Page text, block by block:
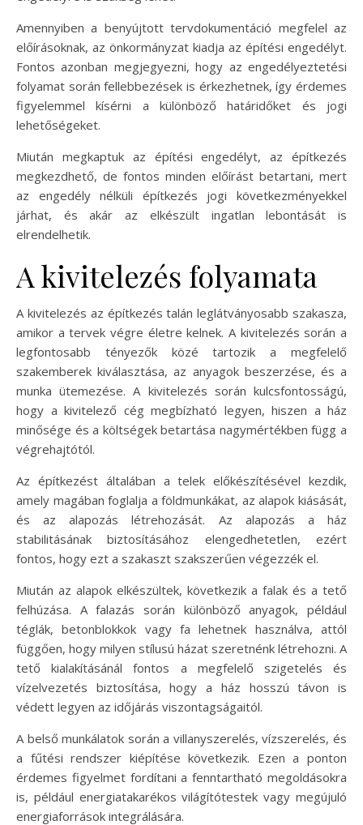
Amennyiben a benyújtott tervdokumentáció megfelel az
előírásoknak, az önkormányzat kiadja az építési engedélyt.
Fontos azonban megjegyezni, hogy az engedélyeztetési
folyamat során fellebbezések is érkezhetnek, így érdemes
figyelemmel kísérni a különböző határidőket és jogi
lehetőségeket.
Miután megkaptuk az építési engedélyt, az építkezés
megkezdhető, de fontos minden előírást betartani, mert
az engedély nélküli építkezés jogi következményekkel
járhat, és akár az elkészült ingatlan lebontását is
elrendelhetik.
A kivitelezés folyamata
A kivitelezés az építkezés talán leglátványosabb szakasza,
amikor a tervek végre életre kelnek. A kivitelezés során a
legfontosabb tényezők közé tartozik a megfelelő
szakemberek kiválasztása, az anyagok beszerzése, és a
munka ütemezése. A kivitelezés során kulcsfontosságú,
hogy a kivitelező cég megbízható legyen, hiszen a ház
minősége és a költségek betartása nagymértékben függ a
végrehajtótól.
Az építkezést általában a telek előkészítésével kezdik,
amely magában foglalja a földmunkákat, az alapok kiásását,
és az alapozás létrehozását. Az alapozás a ház
stabilitásának biztosításához elengedhetetlen, ezért
fontos, hogy ezt a szakaszt szakszerűen végezzék el.
Miután az alapok elkészültek, következik a falak és a tető
felhúzása. A falazás során különböző anyagok, például
téglák, betonblokkok vagy fa lehetnek használva, attól
függően, hogy milyen stílusú házat szeretnénk létrehozni. A
tető kialakításánál fontos a megfelelő szigetelés és
vízelvezetés biztosítása, hogy a ház hosszú távon is
védett legyen az időjárás viszontagságaitól.
A belső munkálatok során a villanyszerelés, vízszerelés, és
a fűtési rendszer kiépítése következik. Ezen a ponton
érdemes figyelmet fordítani a fenntartható megoldásokra
is, például energiatakarékos világítótestek vagy megújuló
energiaforrások integrálására.